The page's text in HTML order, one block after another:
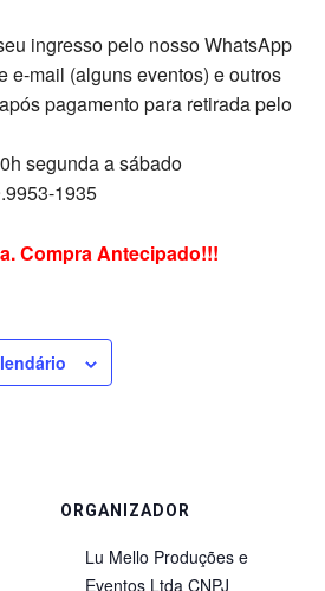
ingresso pelo nosso WhatsApp
e-mail (alguns eventos) e outros
pagamento para retirada pelo
segunda a sábado
1935
Compra Antecipado!!!
ORGANIZADOR
Lu Mello Produções e
Eventos Ltda CNPJ